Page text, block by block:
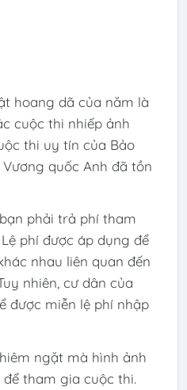
hoang dã của năm là
cuộc thi nhiếp ảnh
thi uy tín của Bảo
quốc Anh đã tồn
phải trả phí tham
phí được áp dụng để
nhau liên quan đến
nhiên, cư dân của
được miễn lệ phí nhập
ngặt mà hình ảnh
tham gia cuộc thi.